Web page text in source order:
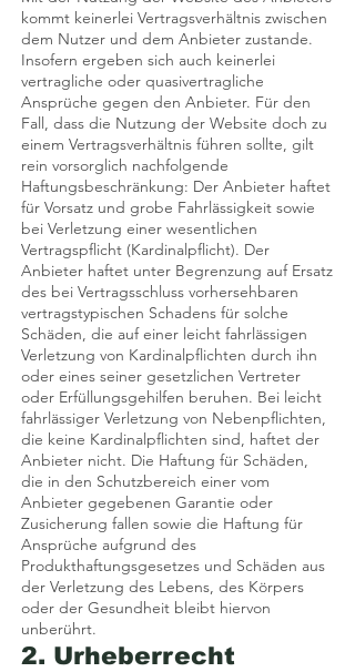
kommt keinerlei Vertragsverhältnis zwischen
dem Nutzer und dem Anbieter zustande.
Insofern ergeben sich auch keinerlei
vertragliche oder quasivertragliche
Ansprüche gegen den Anbieter. Für den
Fall, dass die Nutzung der Website doch zu
einem Vertragsverhältnis führen sollte, gilt
rein vorsorglich nachfolgende
Haftungsbeschränkung: Der Anbieter haftet
für Vorsatz und grobe Fahrlässigkeit sowie
bei Verletzung einer wesentlichen
Vertragspflicht (Kardinalpflicht). Der
Anbieter haftet unter Begrenzung auf Ersatz
des bei Vertragsschluss vorhersehbaren
vertragstypischen Schadens für solche
Schäden, die auf einer leicht fahrlässigen
Verletzung von Kardinalpflichten durch ihn
oder eines seiner gesetzlichen Vertreter
oder Erfüllungsgehilfen beruhen. Bei leicht
fahrlässiger Verletzung von Nebenpflichten,
die keine Kardinalpflichten sind, haftet der
Anbieter nicht. Die Haftung für Schäden,
die in den Schutzbereich einer vom
Anbieter gegebenen Garantie oder
Zusicherung fallen sowie die Haftung für
Ansprüche aufgrund des
Produkthaftungsgesetzes und Schäden aus
der Verletzung des Lebens, des Körpers
oder der Gesundheit bleibt hiervon
unberührt.
2. Urheberrecht